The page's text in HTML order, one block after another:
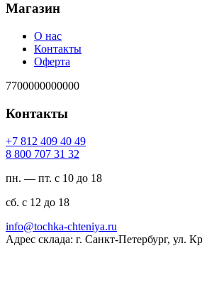
Магазин
О нас
Контакты
Оферта
7700000000000
Контакты
94 04 904 218 7+
23 13 707 008 8
пн. — пт. с 10 до 18
сб. с 12 до 18
ur.ayinethc-akhcot@ofni
Адрес склада: г. Санкт-Петербург, ул.